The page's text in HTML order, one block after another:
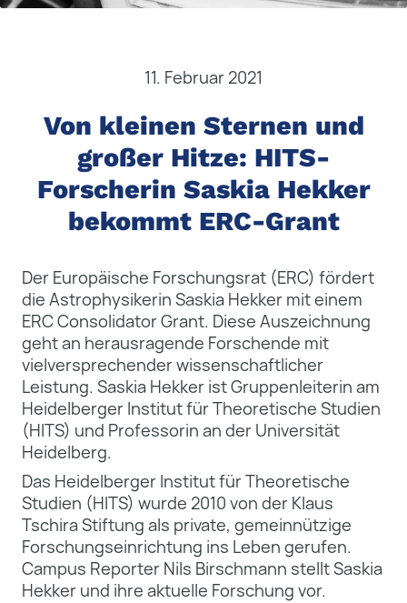
11. Februar 2021
Von kleinen Sternen und
großer Hitze: HITS-
Forscherin Saskia Hekker
bekommt ERC-Grant
Der Europäische Forschungsrat (ERC) fördert
die Astrophysikerin Saskia Hekker mit einem
ERC Consolidator Grant. Diese Auszeichnung
geht an herausragende Forschende mit
vielversprechender wissenschaftlicher
Leistung. Saskia Hekker ist Gruppenleiterin am
Heidelberger Institut für Theoretische Studien
(HITS) und Professorin an der Universität
Heidelberg.
Das Heidelberger Institut für Theoretische
Studien (HITS) wurde 2010 von der Klaus
Tschira Stiftung als private, gemeinnützige
Forschungseinrichtung ins Leben gerufen.
Campus Reporter Nils Birschmann stellt Saskia
Hekker und ihre aktuelle Forschung vor.